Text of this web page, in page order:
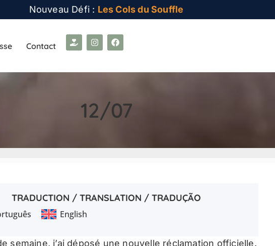
Nouveau Défi : Les Cols du Souffle
Contact
12/07
TRADUCTION / TRANSLATION / TRADUÇÃO
English
semaine, j’ai déposé une nouvelle réclamation officielle.